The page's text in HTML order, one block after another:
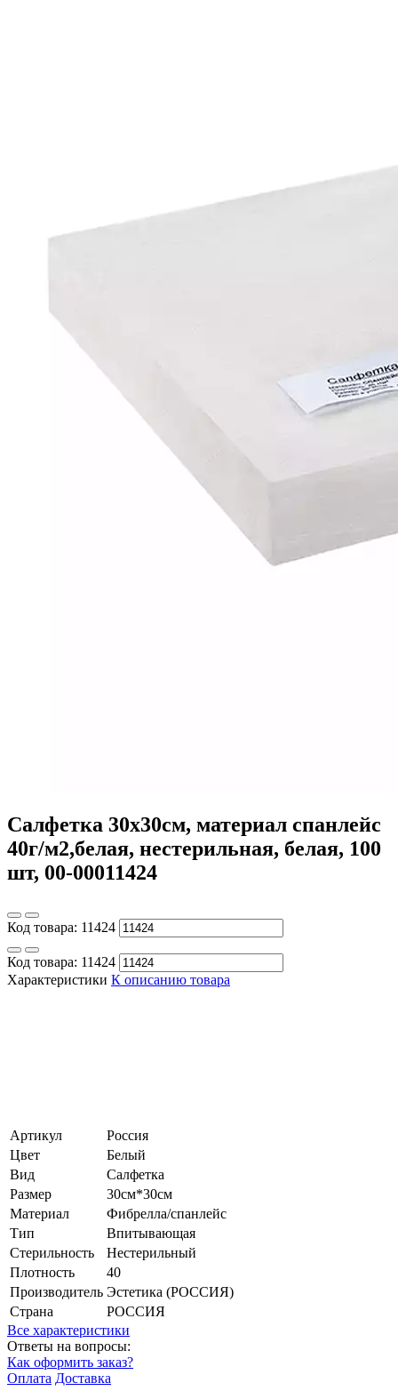
Салфетка 30х30см, материал спанлейс
40г/м2,белая, нестерильная, белая, 100
шт, 00-00011424
Код товара: 11424
Код товара: 11424
Характеристики К описанию товара
Артикул
Россия
Цвет
Белый
Вид
Салфетка
Размер
30см*30см
Материал
Фибрелла/спанлейс
Тип
Впитывающая
Стерильность
Нестерильный
Плотность
40
Производитель Эстетика (РОССИЯ)
Страна
РОССИЯ
Все характеристики
Ответы на вопросы:
Как оформить заказ?
Оплата Доставка